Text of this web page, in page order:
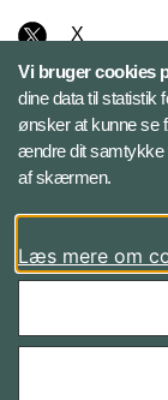
X
Instagram
Bluesky
LinkedIn
Vi bruger cookies
dine data til statistik
ønsker at kunne se
ændre dit samtykke
af skærmen.
Læs mere om